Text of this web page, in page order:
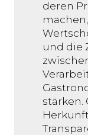
deren
und die
stärken.